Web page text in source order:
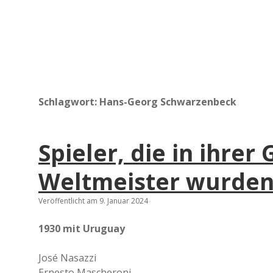
Schlagwort: Hans-Georg Schwarzenbeck
Spieler, die in ihrer
Weltmeister wurden
Veröffentlicht am 9. Januar 2024
1930 mit Uruguay
José Nasazzi